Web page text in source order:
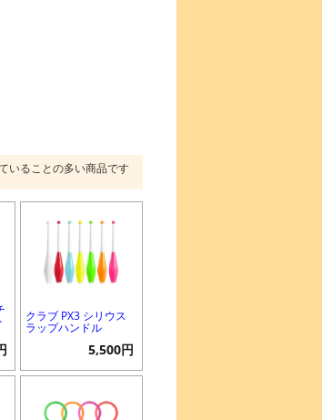
いることの多い商品です
クラブ PX3 シリウス
ラップハンドル
5,500円